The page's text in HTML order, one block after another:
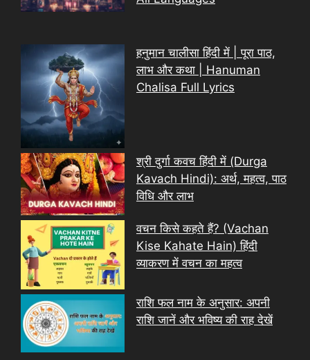
हनुमान चालीसा हिंदी में | पूरा पाठ,
लाभ और कथा | Hanuman
Chalisa Full Lyrics
श्री दुर्गा कवच हिंदी में (Durga
Kavach Hindi): अर्थ, महत्व, पाठ
विधि और लाभ
वचन किसे कहते हैं? (Vachan
Kise Kahate Hain) हिंदी
व्याकरण में वचन का महत्व
राशि फल नाम के अनुसार: अपनी
राशि जानें और भविष्य की राह देखें